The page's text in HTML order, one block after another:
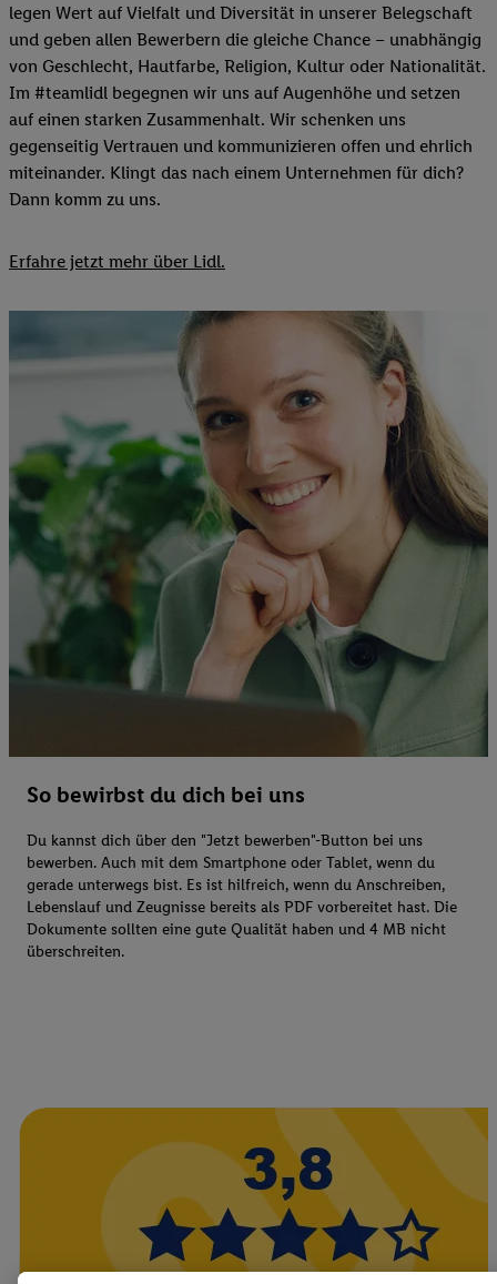
legen Wert auf Vielfalt und Diversität in unserer Belegschaft
und geben allen Bewerbern die gleiche Chance – unabhängig
von Geschlecht, Hautfarbe, Religion, Kultur oder Nationalität.
Im #teamlidl begegnen wir uns auf Augenhöhe und setzen
auf einen starken Zusammenhalt. Wir schenken uns
gegenseitig Vertrauen und kommunizieren offen und ehrlich
miteinander. Klingt das nach einem Unternehmen für dich?
Dann komm zu uns.​
Erfahre jetzt mehr über Lidl.
So bewirbst du dich bei uns
Du kannst dich über den "Jetzt bewerben"-Button bei uns
bewerben. Auch mit dem Smartphone oder Tablet, wenn du
gerade unterwegs bist. Es ist hilfreich, wenn du Anschreiben,
Lebenslauf und Zeugnisse bereits als PDF vorbereitet hast. Die
Dokumente sollten eine gute Qualität haben und 4 MB nicht
überschreiten.